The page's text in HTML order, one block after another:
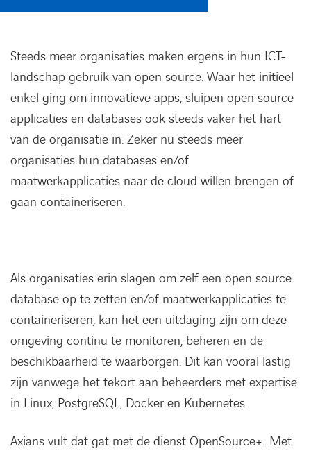
Werken bij Axians
Steeds meer organisaties maken ergens in hun ICT-
landschap gebruik van open source. Waar het initieel
enkel ging om innovatieve apps, sluipen open source
applicaties en databases ook steeds vaker het hart
van de organisatie in. Zeker nu steeds meer
organisaties hun databases en/of
maatwerkapplicaties naar de cloud willen brengen of
gaan containeriseren.
Als organisaties erin slagen om zelf een open source
database op te zetten en/of maatwerkapplicaties te
containeriseren, kan het een uitdaging zijn om deze
omgeving continu te monitoren, beheren en de
beschikbaarheid te waarborgen. Dit kan vooral lastig
zijn vanwege het tekort aan beheerders met expertise
in Linux, PostgreSQL, Docker en Kubernetes.
Axians vult dat gat met de dienst OpenSource+. Met